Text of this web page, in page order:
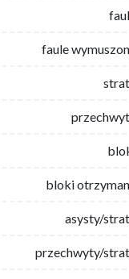
faule
bloki
asysty/
przechwyty/